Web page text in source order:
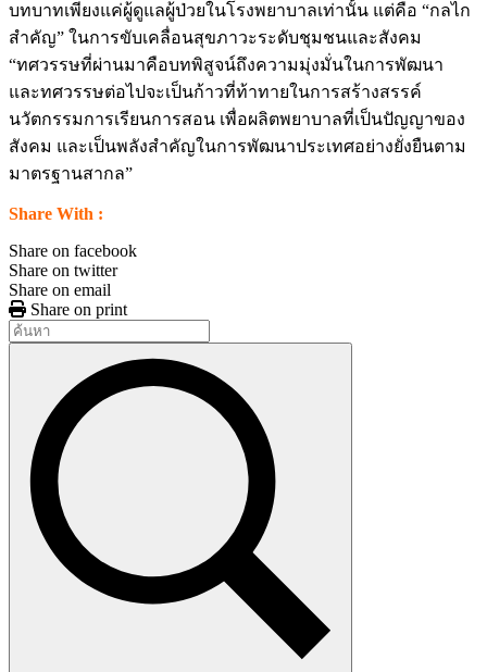
บทบาทเพียงแค่ผู้ดูแลผู้ป่วยในโรงพยาบาลเท่านั้น แต่คือ “กลไก
สำคัญ” ในการขับเคลื่อนสุขภาวะระดับชุมชนและสังคม
“ทศวรรษที่ผ่านมาคือบทพิสูจน์ถึงความมุ่งมั่นในการพัฒนา
และทศวรรษต่อไปจะเป็นก้าวที่ท้าทายในการสร้างสรรค์
นวัตกรรมการเรียนการสอน เพื่อผลิตพยาบาลที่เป็นปัญญาของ
สังคม และเป็นพลังสำคัญในการพัฒนาประเทศอย่างยั่งยืนตาม
มาตรฐานสากล”
Share With :
Share on facebook
Share on twitter
Share on email
Share on print